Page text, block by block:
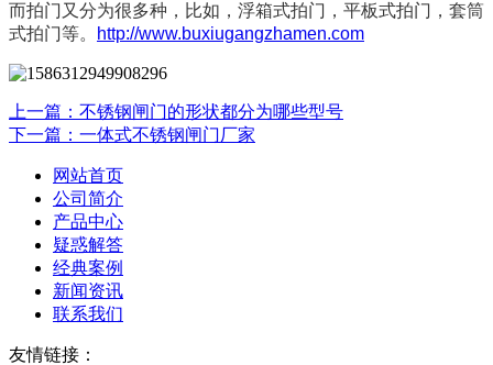
而拍门又分为很多种，比如，浮箱式拍门，平板式拍门，套筒
式拍门等。
http://www.buxiugangzhamen.com
上一篇：不锈钢闸门的形状都分为哪些型号
下一篇：一体式不锈钢闸门厂家
网站首页
公司简介
产品中心
疑惑解答
经典案例
新闻资讯
联系我们
友情链接：